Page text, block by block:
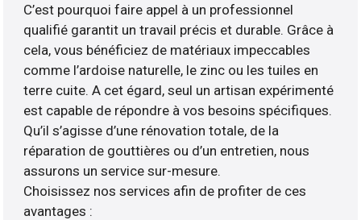
C’est pourquoi faire appel à un professionnel
qualifié garantit un travail précis et durable. Grâce à
cela, vous bénéficiez de matériaux impeccables
comme l’ardoise naturelle, le zinc ou les tuiles en
terre cuite. A cet égard, seul un artisan expérimenté
est capable de répondre à vos besoins spécifiques.
Qu’il s’agisse d’une rénovation totale, de la
réparation de gouttières ou d’un entretien, nous
assurons un service sur-mesure.
Choisissez nos services afin de profiter de ces
avantages :